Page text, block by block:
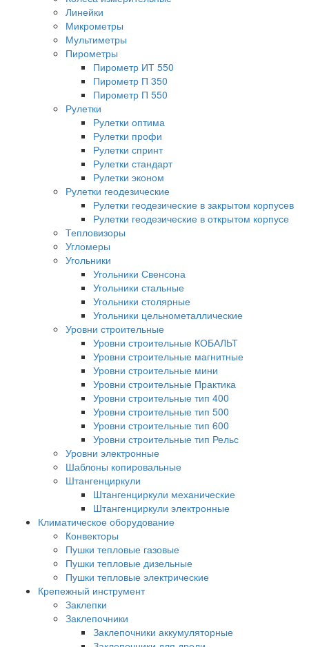
Линейки
Микрометры
Мультиметры
Пирометры
Пирометр ИТ 550
Пирометр П 350
Пирометр П 550
Рулетки
Рулетки оптима
Рулетки профи
Рулетки спринт
Рулетки стандарт
Рулетки эконом
Рулетки геодезические
Рулетки геодезические в закрытом корпусев
Рулетки геодезические в открытом корпусе
Тепловизоры
Угломеры
Угольники
Угольники Свенсона
Угольники стальные
Угольники столярные
Угольники цельнометаллические
Уровни строительные
Уровни строительные КОБАЛЬТ
Уровни строительные магнитные
Уровни строительные мини
Уровни строительные Практика
Уровни строительные тип 400
Уровни строительные тип 500
Уровни строительные тип 600
Уровни строительные тип Рельс
Уровни электронные
Шаблоны копировальные
Штангенциркули
Штангенциркули механические
Штангенциркули электронные
Климатическое оборудование
Конвекторы
Пушки тепловые газовые
Пушки тепловые дизельные
Пушки тепловые электрические
Крепежный инструмент
Заклепки
Заклепочники
Заклепочники аккумуляторные